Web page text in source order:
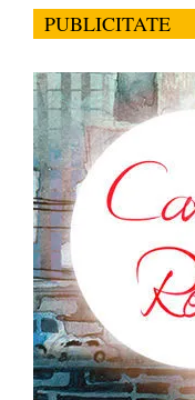
PUBLICITATE